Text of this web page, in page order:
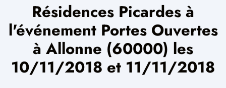
Résidences Picardes à
l'événement Portes Ouvertes
à Allonne (60000) les
10/11/2018 et 11/11/2018